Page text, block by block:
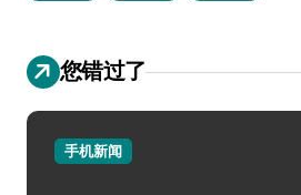
您错过了
手机新闻